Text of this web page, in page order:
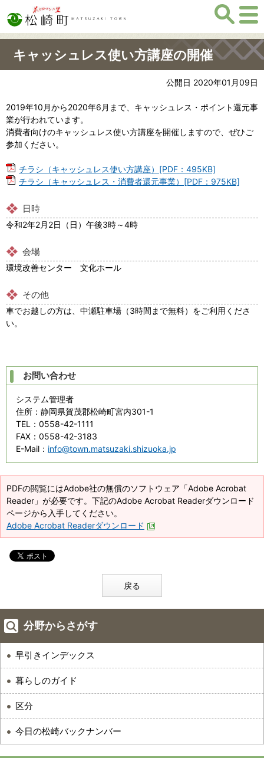
キャッシュレス使い方講座の開催
公開日 2020年01月09日
2019年10月から2020年6月まで、キャッシュレス・ポイント還元事
業が行われています。
消費者向けのキャッシュレス使い方講座を開催しますので、ぜひご
参加ください。
チラシ（キャッシュレス使い方講座）[PDF：495KB]
チラシ（キャッシュレス・消費者還元事業）[PDF：975KB]
日時
令和2年2月2日（日）午後3時～4時
会場
環境改善センター 文化ホール
その他
車でお越しの方は、中瀬駐車場（3時間まで無料）をご利用くださ
い。
お問い合わせ
システム管理者
住所 ：静岡県賀茂郡松崎町宮内301-1
TEL
：0558-42-1111
FAX ：0558-42-3183
E-Mail ： info@town.matsuzaki.shizuoka.jp
PDFの閲覧にはAdobe社の無償のソフトウェア「Adobe Acrobat
Reader」が必要です。下記のAdobe Acrobat Readerダウンロード
ページから入手してください。
Adobe Acrobat Readerダウンロード
戻る
分野からさがす
早引きインデックス
暮らしのガイド
区分
今日の松崎バックナンバー